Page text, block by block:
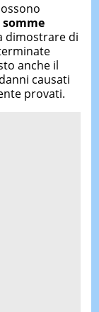
dimostrare di
anche il
causati
provati.